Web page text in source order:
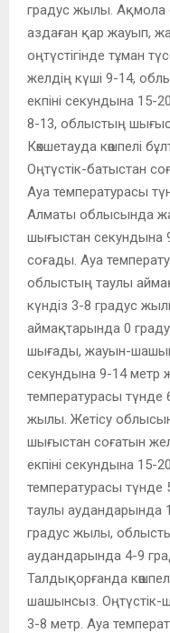
градус жылы. Ақмола
аздаған қар жауып,
оңтүстігінде тұман
желдің күші 9-14,
екпіні секундына 15-
8-13, облыстың
Көкшетауда көшпелі
Оңтүстік-батыстан
Ауа температурасы
Алматы облысында
шығыстан
соғады. Ауа
облыстың таулы
күндіз 3-8 градус
аймақтарында 0
шығады, жауын-
секундына 9-14
температурасы түнде
жылы. Жетісу
шығыстан соғатын
екпіні секундына 15-
температурасы түнде
таулы аудандарында
градус жылы,
аудандарында 4-9
Талдықорғанда
шашынсыз. Оңтүстік-
3-8 метр. Ауа